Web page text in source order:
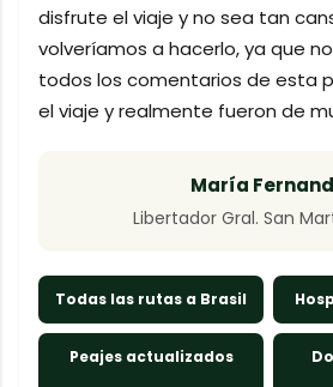
disfrute el viaje y no sea tan
volveríamos a hacerlo, ya que
todos los comentarios de esta
el viaje y realmente fueron de
María
Libertador Gral. San
Todas las rutas a Brasil
Peajes actualizados